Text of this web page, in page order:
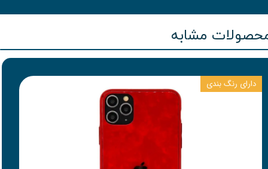
مشابه
دارای رنگ بندی